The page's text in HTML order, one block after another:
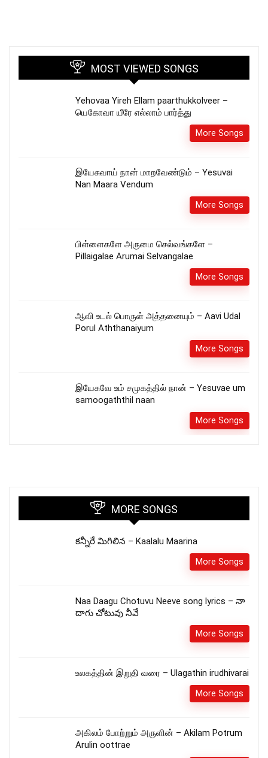
MOST VIEWED SONGS
Yehovaa Yireh Ellam paarthukkolveer –
யெகோவா யீரே எல்லாம் பார்த்து
More Songs
இயேசுவாய் நான் மாறவேண்டும் – Yesuvai
Nan Maara Vendum
More Songs
பிள்ளைகளே அருமை செல்வங்களே –
Pillaigalae Arumai Selvangalae
More Songs
ஆவி உடல் பொருள் அத்தனையும் – Aavi Udal
Porul Aththanaiyum
More Songs
இயேசுவே உம் சமுகத்தில் நான் – Yesuvae um
samoogaththil naan
More Songs
MORE SONGS
కన్నీరే మిగిలిన – Kaalalu Maarina
More Songs
Naa Daagu Chotuvu Neeve song lyrics – నా
దాగు చోటువు నీవే
More Songs
உலகத்தின் இறுதி வரை – Ulagathin irudhivarai
More Songs
அகிலம் போற்றும் அருளின் – Akilam Potrum
Arulin oottrae